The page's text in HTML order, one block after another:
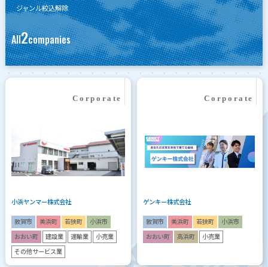
ジャンル絞込解除
All2companies
小浜ヤンマー株式会社
敦賀市 美浜町 若狭町 小浜市
おおい町 建設業 運輸業 小売業
その他サービス業
ゲンキー株式会社
敦賀市 美浜町 若狭町 小浜市
おおい町 高浜町 小売業